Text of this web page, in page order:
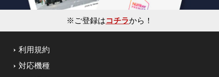
※ご登録はコチラから！
利用規約
対応機種